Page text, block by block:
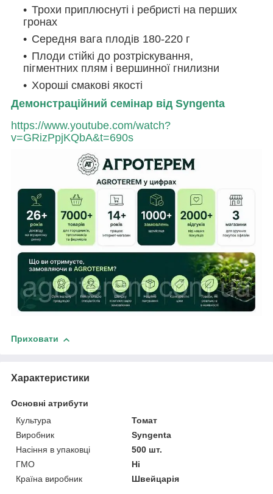
Трохи приплюснуті і ребристі на перших
гронах
Середня вага плодів 180-220 г
Плоди стійкі до розтріскування,
пігментних плям і вершинної гнилизни
Хороші смакові якості
Демонстраційний семінар від Syngenta
https://www.youtube.com/watch?
v=GRizPpjKQbA&t=690s
Приховати
Характеристики
Основні атрибути
Культура
Томат
Виробник
Syngenta
Насіння в упаковці
500 шт.
ГМО
Ні
Країна виробник
Швейцарія